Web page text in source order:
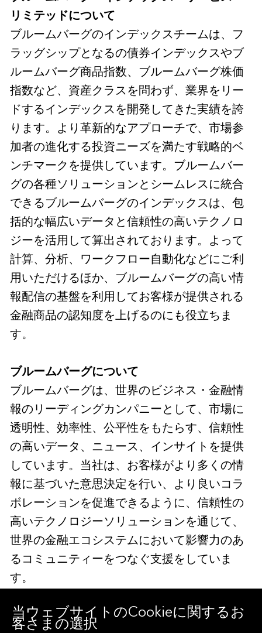
リミテッドについて
ブルームバーグのインデックスチームは、フ
ラッグシップとなるの債券インデックスやブ
ルームバーグ商品指数、ブルームバーグ株価
指数など、資産クラスを問わず、業界をリー
ドするインデックスを開発してきた実績を誇
ります。より革新的なアプローチで、市場参
加者の進化する投資ニーズを満たす戦略的ベ
ンチマークを提供しています。ブルームバー
グの各種ソリューションとシームレスに統合
できるブルームバーグのインデックスは、包
括的な幅広いデータと信頼性の高いテクノロ
ジーを活用して算出されております。よって
計算、分析、ワークフロー自動化などにご利
用いただけるほか、ブルームバーグの高い情
報配信の基盤を利用してお客様が提供される
金融商品の認知度を上げるのにも役立ちま
す。
ブルームバーグについて
ブルームバーグは、世界のビジネス・金融情
報のリーディングカンパニーとして、市場に
透明性、効率性、公平性をもたらす、信頼性
の高いデータ、ニュース、インサイトを提供
しています。当社は、お客様がより多くの情
報に基づいた意思決定を行い、より良いコラ
ボレーションを促進できるように、信頼性の
高いテクノロジーソリューションを通じて、
世界の金融エコシステムにおいて影響力のあ
るコミュニティーをつなぐ支援をしていま
す。
詳細につきましては、こちらにアクセスする
当ウェブサイトのCookieに関するお
客さまの選択